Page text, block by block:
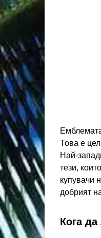
Това е
Най-
тези,
купувачи
добрият
Кога да